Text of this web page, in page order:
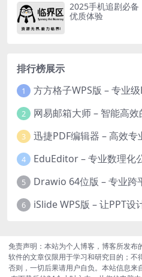
2025手机追剧必
优质体验
排行榜展示
1
2 网易邮箱大师 – 智能高
3
4 EduEditor – 专业数理化
5 Drawio 64位版 – 专业跨
6
免责声明：本站为个人博客，博客所发布
软件的文章仅限用于学习和研究目的；不
否则，一切后果请用户自负。本站信息